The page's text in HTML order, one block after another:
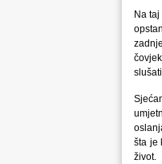
Na
šta je
život.